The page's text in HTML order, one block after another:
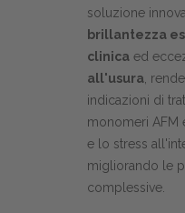
soluzione
brillantezza
clinicaed
all'usura,
indicazioni di
monomeri AFM
e lo stress
migliorando le
complessive.